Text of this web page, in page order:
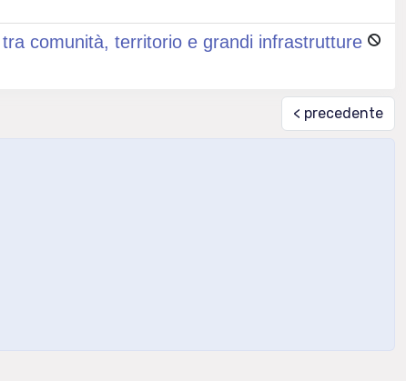
comunità, territorio e grandi infrastrutture
< precedente